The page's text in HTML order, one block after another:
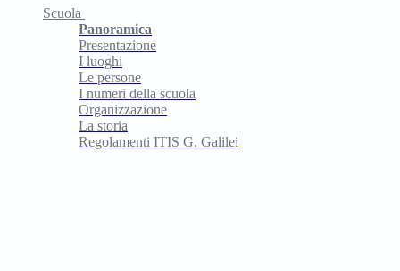
Scuola
Panoramica
Presentazione
I luoghi
Le persone
I numeri della scuola
Organizzazione
La storia
Regolamenti ITIS G. Galilei